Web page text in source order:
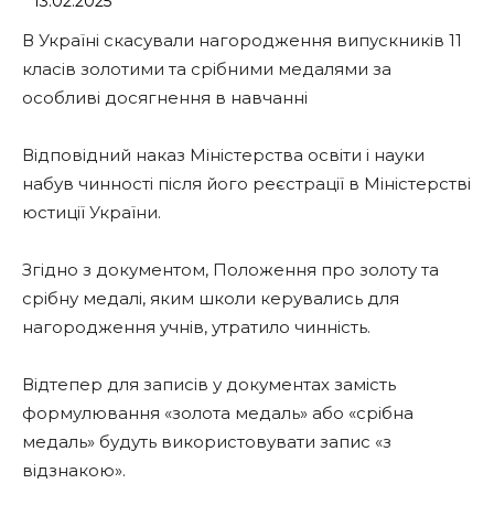
В Україні скасували нагородження випускників 11
класів золотими та срібними медалями за
особливі досягнення в навчанні
Відповідний наказ Міністерства освіти і науки
набув чинності після його реєстрації в Міністерстві
юстиції України.
Згідно з документом, Положення про золоту та
срібну медалі, яким школи керувались для
нагородження учнів, утратило чинність.
Відтепер для записів у документах замість
формулювання «золота медаль» або «срібна
медаль» будуть використовувати запис «з
відзнакою».